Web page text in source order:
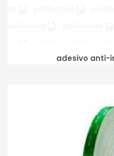
adesivo anti-